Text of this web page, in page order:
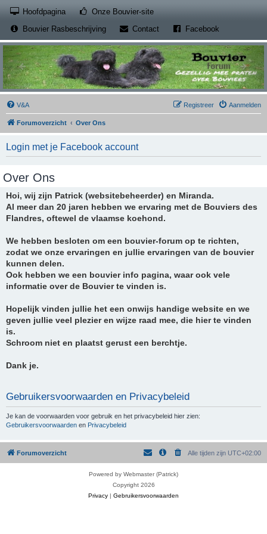
Hoofdpagina Onze Bouvier-site(Opens a new tab)
Bouvier Rasbeschrijving
Contact(Opens a new tab)
Facebook
V&A Aanmelden
Registreer
Forumoverzicht Over Ons
Login met je Facebook account
Over Ons
Hoi, wij zijn Patrick (websitebeheerder) en Miranda.
Al meer dan 20 jaren hebben we ervaring met de Bouviers des
Flandres, oftewel de vlaamse koehond.
We hebben besloten om een bouvier-forum op te richten,
zodat we onze ervaringen en jullie ervaringen van de bouvier
kunnen delen.
Ook hebben we een bouvier info pagina, waar ook vele
informatie over de Bouvier te vinden is.
Hopelijk vinden jullie het een onwijs handige website en we
geven jullie veel plezier en wijze raad mee, die hier te vinden
is.
Schroom niet en plaatst gerust een berchtje.
Dank je.
Gebruikersvoorwaarden en Privacybeleid
Je kan de voorwaarden voor gebruik en het privacybeleid hier zien:
Gebruikersvoorwaarden en Privacybeleid
Forumoverzicht Alle tijden zijn UTC+02:00
Powered by Webmaster (Patrick)
Copyright 2026
Privacy | Gebruikersvoorwaarden